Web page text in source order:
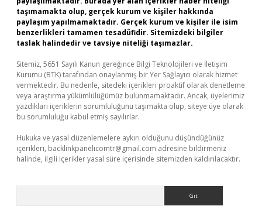
taşımamakta olup, gerçek kurum ve kişiler hakkında
paylaşım yapılmamaktadır. Gerçek kurum ve kişiler ile isim
benzerlikleri tamamen tesadüfidir. Sitemizdeki bilgiler
taslak halindedir ve tavsiye niteliği taşımazlar.
Sitemiz, 5651 Sayılı Kanun gereğince Bilgi Teknolojileri ve İletişim
Kurumu (BTK) tarafından onaylanmış bir Yer Sağlayıcı olarak hizmet
vermektedir. Bu nedenle, sitedeki içerikleri proaktif olarak denetleme
veya araştırma yükümlülüğümüz bulunmamaktadır. Ancak, üyelerimiz
yazdıkları içeriklerin sorumluluğunu taşımakta olup, siteye üye olarak
bu sorumluluğu kabul etmiş sayılırlar.
Hukuka ve yasal düzenlemelere aykırı olduğunu düşündüğünüz
içerikleri, backlinkpanelicomtr@gmail.com adresine bildirmeniz
halinde, ilgili içerikler yasal süre içerisinde sitemizden kaldırılacaktır.